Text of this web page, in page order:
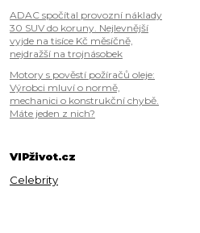
ADAC spočítal provozní náklady
30 SUV do koruny. Nejlevnější
vyjde na tisíce Kč měsíčně,
nejdražší na trojnásobek
Motory s pověstí požíračů oleje:
Výrobci mluví o normě,
mechanici o konstrukční chybě.
Máte jeden z nich?
VIPživot.cz
Celebrity